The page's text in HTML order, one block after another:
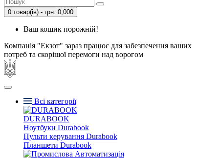
0 товар(ів) - грн. 0,000
Ваш кошик порожній!
Компанія "Екзот" зараз працює для забезпечення ваших
потреб та скорішої перемоги над ворогом
Всі категорії
DURABOOK
Ноутбуки Durabook
Пульти керування Durabook
Планшети Durabook